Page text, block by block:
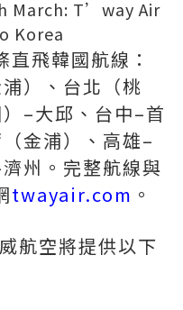
March: T’way Air
Korea
飛韓國航線：
）、台北（桃
–大邱、台中–首
金浦）、高雄–
州。完整航線與
twayair.com 。
航空將提供以下